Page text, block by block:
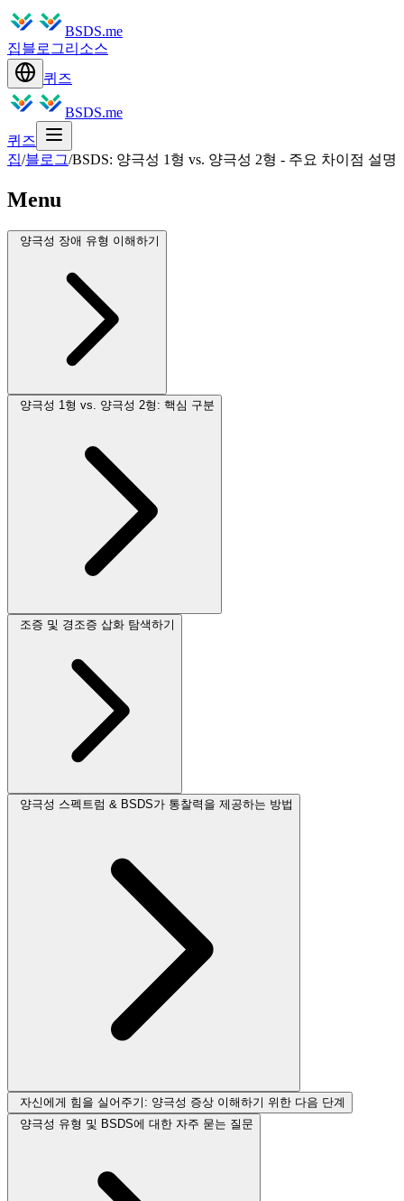
BSDS.me
집블로그리소스
퀴즈
BSDS.me
퀴즈
집/블로그/BSDS: 양극성 1형 vs. 양극성 2형 - 주요 차이점 설명
Menu
양극성 장애 유형 이해하기
양극성 1형 vs. 양극성 2형: 핵심 구분
조증 및 경조증 삽화 탐색하기
양극성 스펙트럼 & BSDS가 통찰력을 제공하는 방법
자신에게 힘을 실어주기: 양극성 증상 이해하기 위한 다음 단계
양극성 유형 및 BSDS에 대한 자주 묻는 질문